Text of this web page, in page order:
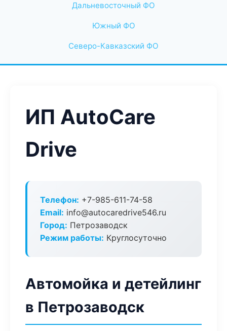
Дальневосточный ФО
Южный ФО
Северо-Кавказский ФО
ИП AutoCare
Drive
Телефон: +7-985-611-74-58
Email: info@autocaredrive546.ru
Город: Петрозаводск
Режим работы: Круглосуточно
Автомойка и детейлинг
в Петрозаводск